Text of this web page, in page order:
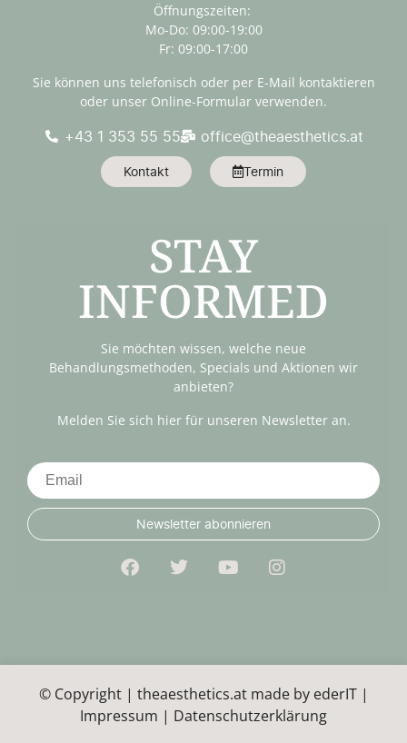
Öffnungszeiten:
Mo-Do: 09:00-19:00
Fr: 09:00-17:00
Sie können uns telefonisch oder per E-Mail kontaktieren
oder unser Online-Formular verwenden.
+43 1 353 55 55 office@theaesthetics.at
Kontakt Termin
STAY
INFORMED
Sie möchten wissen, welche neue
Behandlungsmethoden, Specials und Aktionen wir
anbieten?
Melden Sie sich hier für unseren Newsletter an.
Newsletter abonnieren
© Copyright | theaesthetics.at made by ederIT|
Impressum | Datenschutzerklärung